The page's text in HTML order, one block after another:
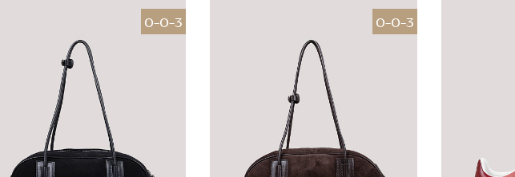
0-0-3 0-0-3